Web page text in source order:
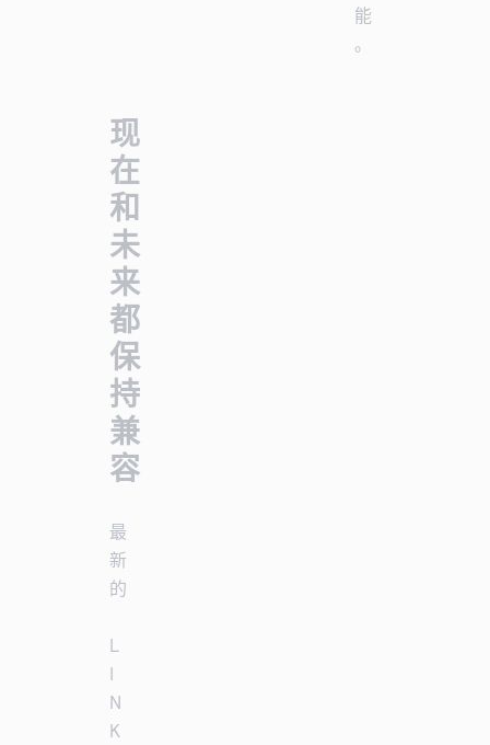
能
。
现
在
和
未
来
都
保
持
兼
容
最
新
的
L
I
N
K